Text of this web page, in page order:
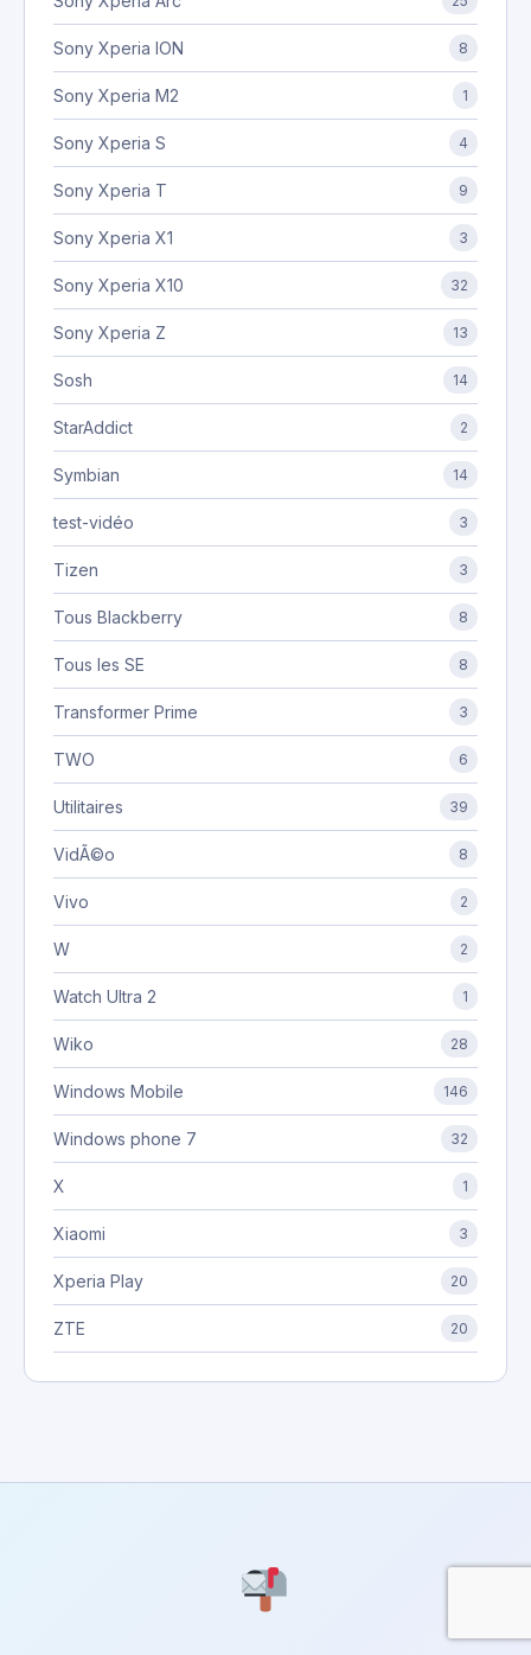
Sony Xperia ION 8
Sony Xperia M2 1
Sony Xperia S 4
Sony Xperia T 9
Sony Xperia X1 3
Sony Xperia X10 32
Sony Xperia Z 13
Sosh 14
StarAddict 2
Symbian 14
test-vidéo 3
Tizen 3
Tous Blackberry 8
Tous les SE 8
Transformer Prime 3
TWO 6
Utilitaires 39
VidÃ©o 8
Vivo 2
W 2
Watch Ultra 2 1
Wiko 28
Windows Mobile 146
Windows phone 7 32
X 1
Xiaomi 3
Xperia Play 20
ZTE 20